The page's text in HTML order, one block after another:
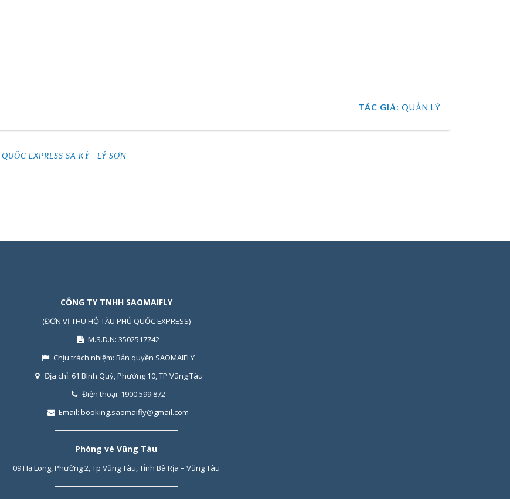
TÁC GIẢ: QUẢN LÝ
EXPRESS SA KỲ - LÝ SƠN
CÔNG TY TNHH SAOMAIFLY
(ĐƠN VỊ THU HỘ TÀU PHÚ QUỐC EXPRESS)
M.S.D.N: 3502517742
Chịu trách nhiệm: Bản quyền SAOMAIFLY
Địa chỉ: 61 Bình Quý, Phường 10, TP Vũng Tàu
Điện thoại: 1900.599.872
Email: booking.saomaifly@gmail.com
Phòng vé Vũng Tàu
09 Hạ Long, Phường 2, Tp Vũng Tàu, Tỉnh Bà Rịa – Vũng Tàu